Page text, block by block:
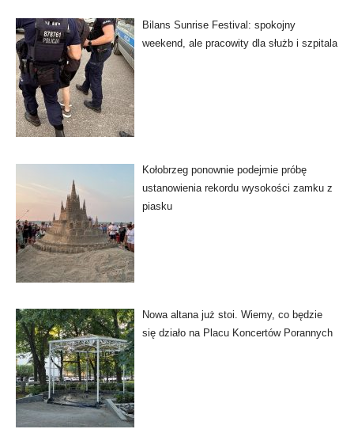
Bilans Sunrise Festival: spokojny
weekend, ale pracowity dla służb i szpitala
Kołobrzeg ponownie podejmie próbę
ustanowienia rekordu wysokości zamku z
piasku
Nowa altana już stoi. Wiemy, co będzie
się działo na Placu Koncertów Porannych